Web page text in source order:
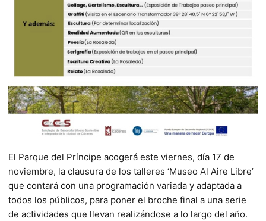
El Parque del Príncipe acogerá este viernes, día 17 de
noviembre, la clausura de los talleres ‘Museo Al Aire Libre’
que contará con una programación variada y adaptada a
todos los públicos, para poner el broche final a una serie
de actividades que llevan realizándose a lo largo del año.